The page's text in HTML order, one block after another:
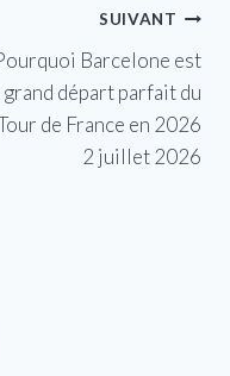
SUIVANT
Barcelone est
grand départ parfait du
de France en 2026
2 juillet 2026